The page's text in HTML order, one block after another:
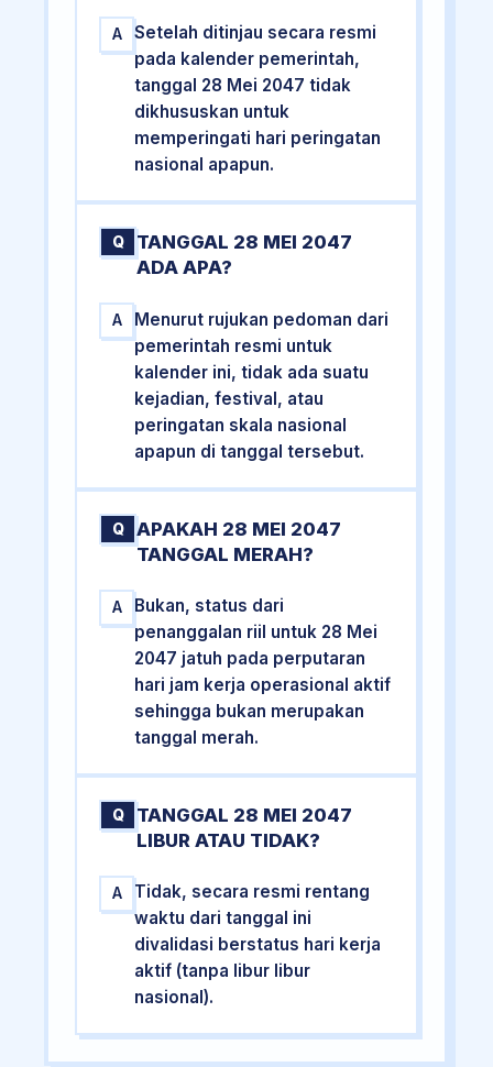
A
Setelah ditinjau secara resmi
pada kalender pemerintah,
tanggal 28 Mei 2047 tidak
dikhususkan untuk
memperingati hari peringatan
nasional apapun.
Q
TANGGAL 28 MEI 2047
ADA APA?
A
Menurut rujukan pedoman dari
pemerintah resmi untuk
kalender ini, tidak ada suatu
kejadian, festival, atau
peringatan skala nasional
apapun di tanggal tersebut.
Q
APAKAH 28 MEI 2047
TANGGAL MERAH?
A
Bukan, status dari
penanggalan riil untuk 28 Mei
2047 jatuh pada perputaran
hari jam kerja operasional aktif
sehingga bukan merupakan
tanggal merah.
Q
TANGGAL 28 MEI 2047
LIBUR ATAU TIDAK?
A
Tidak, secara resmi rentang
waktu dari tanggal ini
divalidasi berstatus hari kerja
aktif (tanpa libur libur
nasional).